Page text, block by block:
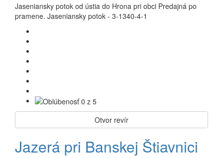
Jaseniansky potok od ústia do Hrona pri obci Predajná po
pramene. Jaseniansky potok - 3-1340-4-1
Otvor revír
Jazerá pri Banskej Štiavnici